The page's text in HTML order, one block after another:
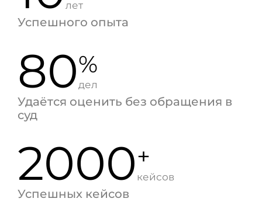
лет
Успешного опыта
80%
дел
Удаётся оценить без обращения в
суд
2000+
кейсов
Успешных кейсов